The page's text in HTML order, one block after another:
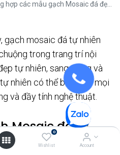
0
Wishlist Account
các mẫu gạch Mosaic đá đẹp nhất hiện nay
gạch mosaic đá tự nhiên
trong trang trí nội
tự nhiên, sang trọng và
nhiên có thể biến hóa mọi
và đầy tính nghệ thuật.
Mosaic đá tự